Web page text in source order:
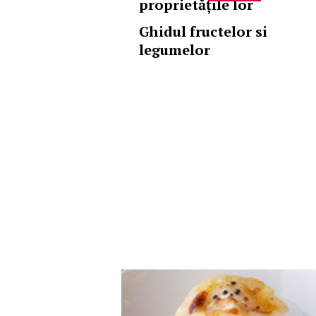
proprietățile lor
Ghidul fructelor si
legumelor